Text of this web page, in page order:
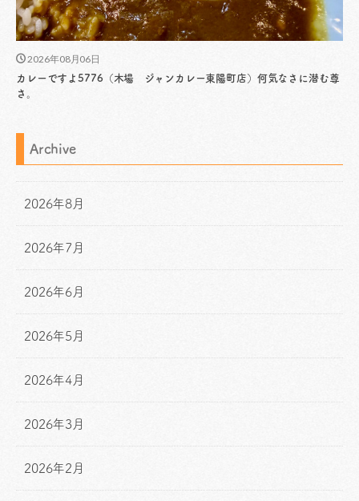
2026年08月06日
カレーですよ5776（木場 ジャンカレー東陽町店）何気なさに潜む尊
さ。
Archive
2026年8月
2026年7月
2026年6月
2026年5月
2026年4月
2026年3月
2026年2月